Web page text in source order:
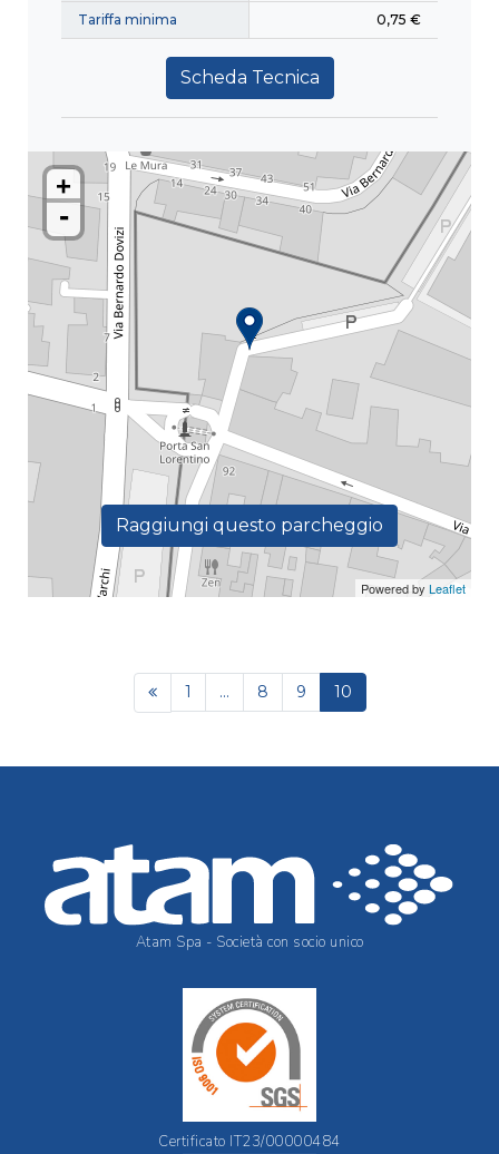
Tariffa minima 0,75 €
Scheda Tecnica
+
-
Powered by Leaflet
Raggiungi questo parcheggio
1 ... 8 9 10
Atam Spa - Società con socio unico
Certificato IT23/00000484